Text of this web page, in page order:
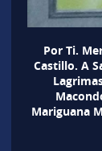
Por Ti.
Castillo. A
Mariguana